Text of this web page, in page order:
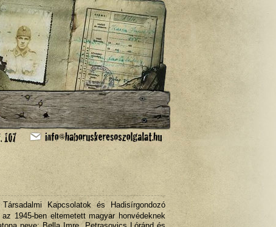
Kapcsolatok és Hadisírgondozó
1945-ben eltemetett magyar honvédeknek